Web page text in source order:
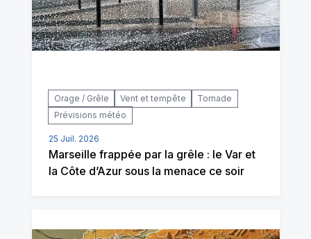
Orage / Grêle Vent et tempête
Tornade
Prévisions météo
25 Juil. 2026
Marseille frappée par la grêle : le Var et
la Côte d’Azur sous la menace ce soir